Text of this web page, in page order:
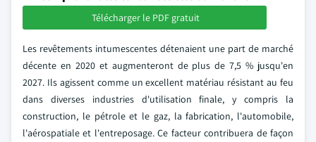
Télécharger le PDF gratuit
Les revêtements intumescentes détenaient une part de marché
décente en 2020 et augmenteront de plus de 7,5 % jusqu'en
2027. Ils agissent comme un excellent matériau résistant au feu
dans diverses industries d'utilisation finale, y compris la
construction, le pétrole et le gaz, la fabrication, l'automobile,
l'aérospatiale et l'entreposage. Ce facteur contribuera de façon